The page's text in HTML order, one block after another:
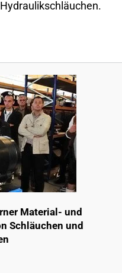
Material- und
Schläuchen und